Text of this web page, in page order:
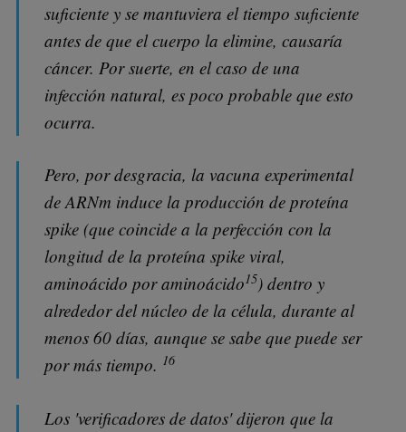
suficiente y se mantuviera el tiempo suficiente
antes de que el cuerpo la elimine, causaría
cáncer. Por suerte, en el caso de una
infección natural, es poco probable que esto
ocurra.
Pero, por desgracia, la vacuna experimental
de ARNm induce la producción de proteína
spike (que coincide a la perfección con la
longitud de la proteína spike viral,
aminoácido por aminoácido15) dentro y
alrededor del núcleo de la célula, durante al
menos 60 días, aunque se sabe que puede ser
por más tiempo. 16
Los 'verificadores de datos' dijeron que la